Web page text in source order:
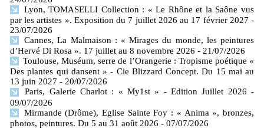
Lyon, TOMASELLI Collection : « Le Rhône et la Saône vus
par les artistes ». Exposition du 7 juillet 2026 au 17 février 2027 -
23/07/2026
Cannes, La Malmaison : « Mirages du monde, les peintures
d’Hervé Di Rosa ». 17 juillet au 8 novembre 2026 - 21/07/2026
Toulouse, Muséum, serre de l’Orangerie : Tropisme poétique «
Des plantes qui dansent » - Cie Blizzard Concept. Du 15 mai au
13 juin 2027 - 20/07/2026
Paris, Galerie Charlot : « My1st » - Edition Juillet 2026 -
09/07/2026
Mirmande (Drôme), Eglise Sainte Foy : « Anima », bronzes,
photos, peintures. Du 5 au 31 août 2026 - 07/07/2026